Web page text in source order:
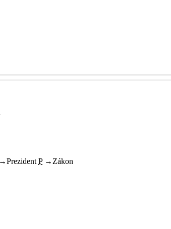
→Prezident P → Zákon